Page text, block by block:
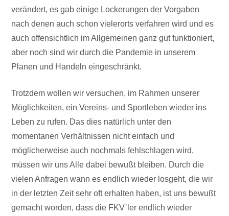
verändert, es gab einige Lockerungen der Vorgaben
nach denen auch schon vielerorts verfahren wird und es
auch offensichtlich im Allgemeinen ganz gut funktioniert,
aber noch sind wir durch die Pandemie in unserem
Planen und Handeln eingeschränkt.
Trotzdem wollen wir versuchen, im Rahmen unserer
Möglichkeiten, ein Vereins- und Sportleben wieder ins
Leben zu rufen. Das dies natürlich unter den
momentanen Verhältnissen nicht einfach und
möglicherweise auch nochmals fehlschlagen wird,
müssen wir uns Alle dabei bewußt bleiben. Durch die
vielen Anfragen wann es endlich wieder losgeht, die wir
in der letzten Zeit sehr oft erhalten haben, ist uns bewußt
gemacht worden, dass die FKV`ler endlich wieder